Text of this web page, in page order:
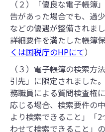
（２）「優良な電子帳簿
告があった場合でも、過
などの優遇が整備されま
詳細要件を満たした帳簿
くは国税庁のHPにて）
（３）電子帳簿の検索方
引先」に限定されました
務職員による質問検査権
応じる場合、検索要件の
より検索できること」「
わせて検索できること」